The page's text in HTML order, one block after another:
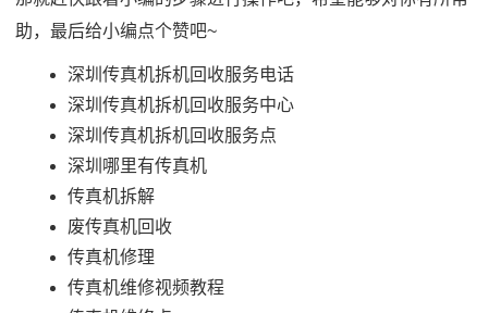
助，最后给小编点个赞吧~
深圳传真机拆机回收服务电话
深圳传真机拆机回收服务中心
深圳传真机拆机回收服务点
深圳哪里有传真机
传真机拆解
废传真机回收
传真机修理
传真机维修视频教程